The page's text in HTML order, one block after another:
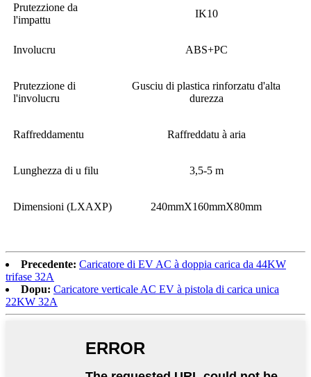
Prutezzione da
l'impattu
IK10
Involucru ABS+PC
Prutezzione di
l'involucru
Gusciu di plastica rinforzatu d'alta
durezza
Raffreddamentu Raffreddatu à aria
Lunghezza di u filu 3,5-5 m
Dimensioni (LXAXP) 240mmX160mmX80mm
Precedente: Caricatore di EV AC à doppia carica da 44KW
trifase 32A
Dopu: Caricatore verticale AC EV à pistola di carica unica
22KW 32A